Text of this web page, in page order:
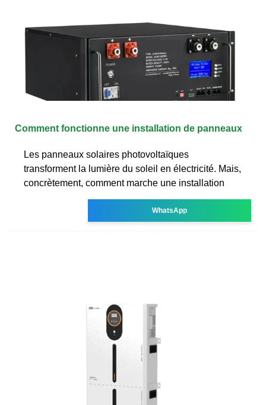
Comment fonctionne une installation de panneaux
Les panneaux solaires photovoltaïques
transforment la lumière du soleil en électricité. Mais,
concrètement, comment marche une installation
WhatsApp